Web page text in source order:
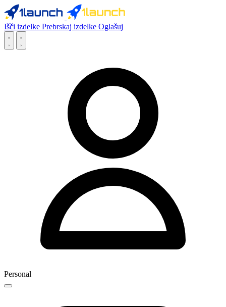
Išči izdelke Prebrskaj izdelke Oglašuj
Personal